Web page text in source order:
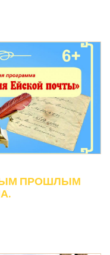
ПРОШЛЫМ